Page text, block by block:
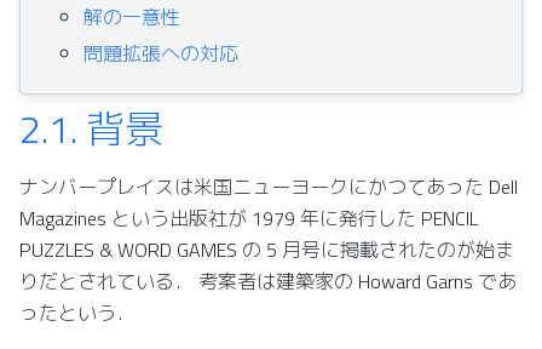
解の一意性
問題拡張への対応
2.1. 背景
ナンバープレイスは米国ニューヨークにかつてあった Dell
Magazines という出版社が 1979 年に発行した PENCIL
PUZZLES & WORD GAMES の 5 月号に掲載されたのが始ま
りだとされている． 考案者は建築家の Howard Garns であ
ったという．